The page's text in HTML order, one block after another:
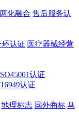
两化融合 售后服务认
环认证 医疗器械经营
认证
认证
地理标志 国外商标 马